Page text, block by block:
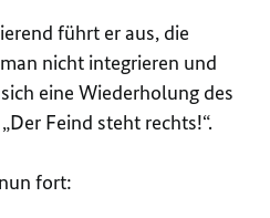
führt er aus, die
nicht integrieren und
eine Wiederholung des
Feind steht rechts!“.
fort: